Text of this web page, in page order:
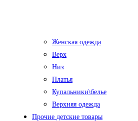
Женская одежда
Верх
Низ
Платья
Купальники\белье
Верхняя одежда
Прочие детские товары